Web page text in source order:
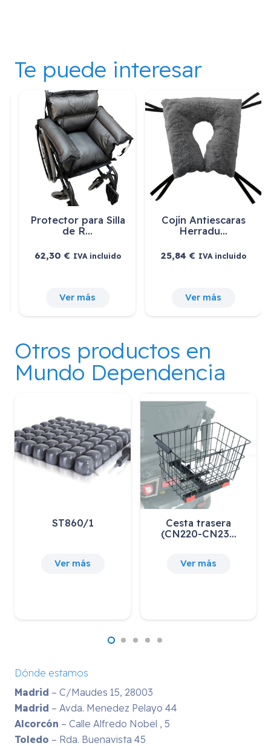
Te puede interesar
Cojín Antiescaras
Viscoel…
67,30€ IVA incluido
Ver más
Cojín Antiescaras
Viscoel…
52,78€ IVA incluido
Ver más
Otros productos en
Mundo Dependencia
Cesta trasera
Ver más
Arnés de Piernas
40,29€ IVA incluido
Dónde estamos
Madrid – C/Maudes 15, 28003
Madrid – Avda. Menedez Pelayo 44
Alcorcón – Calle Alfredo Nobel , 5
Toledo – Rda. Buenavista 45